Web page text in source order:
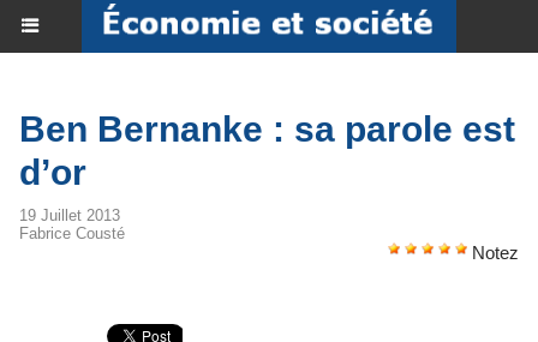
Ben Bernanke : sa parole est
d’or
19 Juillet 2013
Fabrice Cousté
Notez